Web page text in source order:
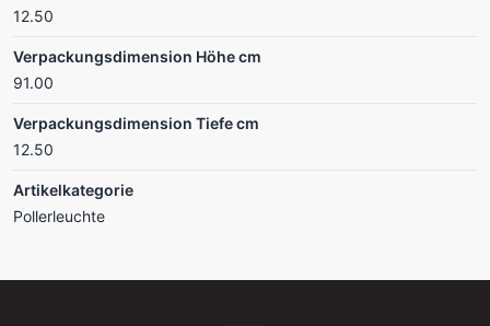
12.50
Verpackungsdimension Höhe cm
91.00
Verpackungsdimension Tiefe cm
12.50
Artikelkategorie
Pollerleuchte